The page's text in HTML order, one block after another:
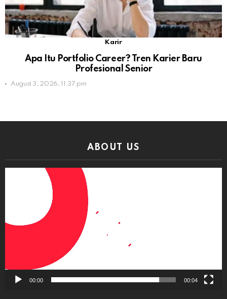
Karir
Apa Itu Portfolio Career? Tren Karier Baru
Profesional Senior
August 3, 2026, 11:37 pm
ABOUT US
00:00 00:04